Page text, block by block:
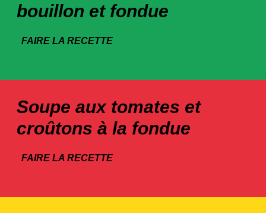
bouillon et fondue
FAIRE LA RECETTE
Soupe aux tomates et
croûtons à la fondue
FAIRE LA RECETTE